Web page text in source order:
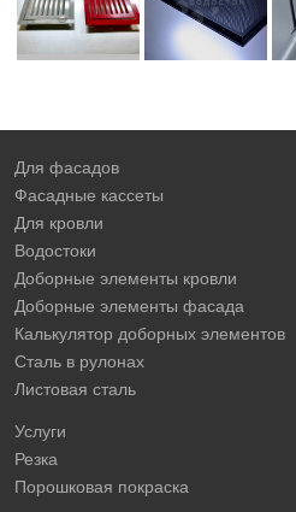
Для фасадов
Фасадные кассеты
Для кровли
Водостоки
Доборные элементы кровли
Доборные элементы фасада
Калькулятор доборных элементов
Сталь в рулонах
Листовая сталь
Услуги
Резка
Порошковая покраска